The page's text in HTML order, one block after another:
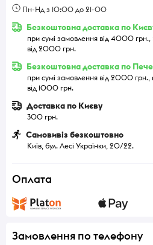
Пн-Нд з 10:00 до 21-00
Безкоштовна доставка по
при сумі замовлення від 4000 грн.,
від 2000 грн.
Безкоштовна доставка по
при сумі замовлення від 2000 грн.,
від 1000 грн.
Доставка по Києву
300 грн.
Самовивіз безкоштовно
Київ, бул. Лесі Українки, 20/22.
Оплата
Замовлення по телефону